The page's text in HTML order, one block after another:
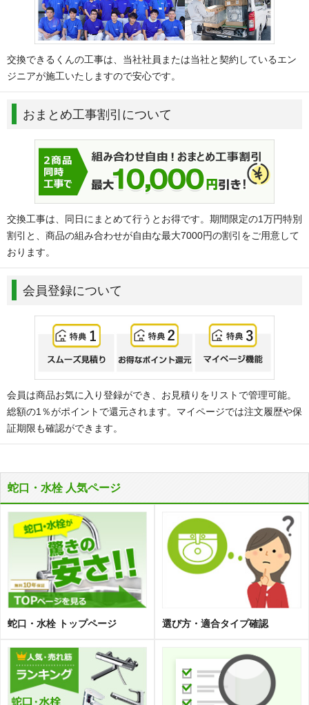
交換できるくんの工事は、当社社員または当社と契約しているエン
ジニアが施工いたしますので安心です。
おまとめ工事割引について
交換工事は、同日にまとめて行うとお得です。期間限定の1万円特別
割引と、商品の組み合わせが自由な最大7000円の割引をご用意して
おります。
会員登録について
会員は商品お気に入り登録ができ、お見積りをリストで管理可能。
総額の1％がポイントで還元されます。マイページでは注文履歴や保
証期限も確認ができます。
蛇口・水栓 人気ページ
蛇口・水栓 トップページ 選び方・適合タイプ確認